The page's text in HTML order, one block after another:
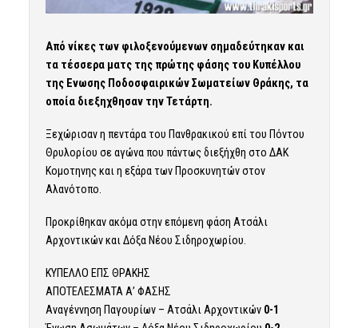
Από νίκες των φιλοξενούμενων σημαδεύτηκαν και
τα τέσσερα ματς της πρώτης φάσης του Κυπέλλου
της Ενωσης Ποδοσφαιρικών Σωματείων Θράκης, τα
οποία διεξηχθησαν την Τετάρτη.
Ξεχώρισαν η πεντάρα του Πανθρακικού επί του Πόντου
Θρυλορίου σε αγώνα που πάντως διεξήχθη στο ΔΑΚ
Κομοτηνης και η εξάρα των Προσκυνητών στον
Αλανότοπο.
Προκρίθηκαν ακόμα στην επόμενη φάση Ατσάλι
Αρχοντικών και Δόξα Νέου Σιδηροχωρίου.
ΚΥΠΕΛΛΟ ΕΠΣ ΘΡΑΚΗΣ
ΑΠΟΤΕΛΕΣΜΑΤΑ Α’ ΦΑΣΗΣ
Αναγέννηση Παγουρίων – Ατσάλι Αρχοντικών0-1